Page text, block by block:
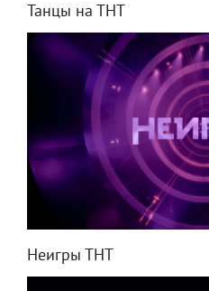
Танцы на ТНТ
Неигры ТНТ